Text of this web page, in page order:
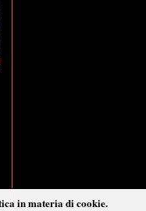
in materia di cookie.